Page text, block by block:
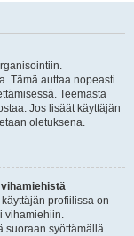
Tämä auttaa nopeasti
Teemasta
Jos lisäät käyttäjän
oletuksena.
profiilissa on
vihamiehiin.
suoraan syöttämällä